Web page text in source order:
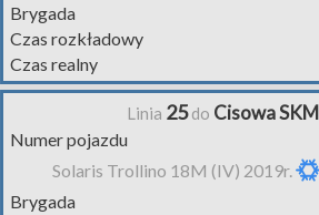
Brygada
Czas rozkładowy
Czas realny
Linia 25do Cisowa SKM
Numer pojazdu
Solaris Trollino 18M (IV) 2019r.
Brygada